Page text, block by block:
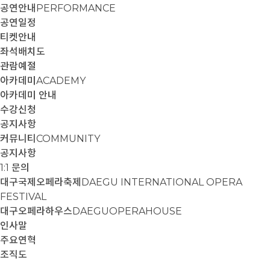
공연안내 PERFORMANCE
공연일정
티켓안내
좌석배치도
관람예절
아카데미 ACADEMY
아카데미 안내
수강신청
공지사항
커뮤니티 COMMUNITY
공지사항
1:1 문의
대구국제오페라축제 DAEGU INTERNATIONAL OPERA
FESTIVAL
대구오페라하우스DAEGUOPERAHOUSE
인사말
주요연혁
조직도